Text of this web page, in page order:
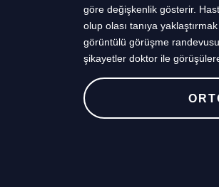
göre değişkenlik gösterir.
olup olası tanıya
görüntülü görüşme
şikayetler doktor ile